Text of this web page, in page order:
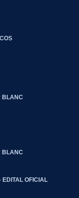
BLANC
BLANC
EDITAL OFICIAL